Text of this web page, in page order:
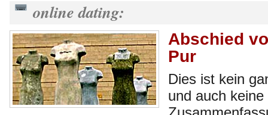
online dating:
Abschied
Pur
Dies ist kein
und auch